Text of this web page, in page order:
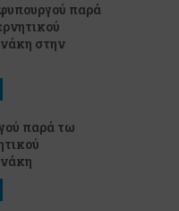
παρά
στην
παρά τω